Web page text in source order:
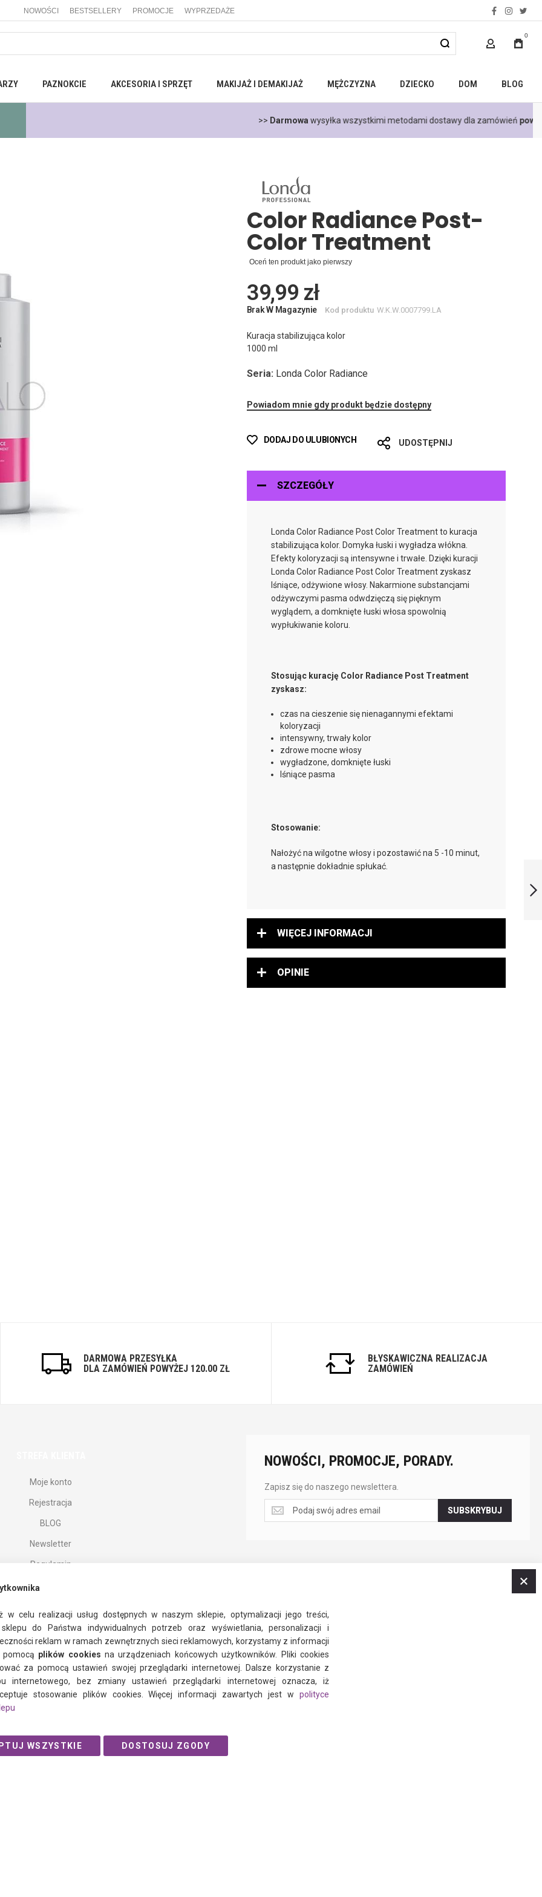
NOWOŚCI BESTSELLERY PROMOCJE WYPRZEDAŻE
facebook
MOJE KONTO
0
PAZNOKCIE AKCESORIA I SPRZĘT MAKIJAŻ I DEMAKIJAŻ MĘŻCZYZNA DZIECKO DOM BLOG
powyżej 400 zł<<
Color Radiance Post-
Color Treatment
Oceń ten produkt jako pierwszy
39,99 zł
Brak W Magazynie Kod produktu W.K.W.0007799.LA
Kuracja stabilizująca kolor
1000 ml
Seria: Londa Color Radiance
Powiadom mnie gdy produkt będzie dostępny
DODAJ DO ULUBIONYCH UDOSTĘPNIJ
SZCZEGÓŁY
Londa Color Radiance Post Color Treatment to kuracja
stabilizująca kolor. Domyka łuski i wygładza włókna.
Efekty koloryzacji są intensywne i trwałe. Dzięki kuracji
Londa Color Radiance Post Color Treatment zyskasz
lśniące, odżywione włosy. Nakarmione substancjami
odżywczymi pasma odwdzięczą się pięknym
wyglądem, a domknięte łuski włosa spowolnią
wypłukiwanie koloru.
Stosując kurację Color Radiance Post Treatment
zyskasz:
czas na cieszenie się nienagannymi efektami
koloryzacji
intensywny, trwały kolor
zdrowe mocne włosy
wygładzone, domknięte łuski
lśniące pasma
Stosowanie:
Nałożyć na wilgotne włosy i pozostawić na 5 -10 minut,
a następnie dokładnie spłukać.
WIĘCEJ INFORMACJI
OPINIE
NASTĘPNY
DARMOWA PRZESYŁKA
DLA ZAMÓWIEŃ POWYŻEJ 120.00 ZŁ
BŁYSKAWICZNA REALIZACJA
ZAMÓWIEŃ
NOWOŚCI, PROMOCJE, PORADY.
Zapisz się do naszego newslettera.
Zapisz
się
SUBSKRYBUJ
Moje konto
Rejestracja
BLOG
Newsletter
Regulamin
Polityka prywatności
facebook
instagram
twitter
w celu realizacji usług dostępnych w naszym sklepie, optymalizacji jego treści,
do Państwa indywidualnych potrzeb oraz wyświetlania, personalizacji i
reklam w ramach zewnętrznych sieci reklamowych, korzystamy z informacji
plików cookiesna urządzeniach końcowych użytkowników. Pliki cookies
za pomocą ustawień swojej przeglądarki internetowej. Dalsze korzystanie z
internetowego, bez zmiany ustawień przeglądarki internetowej oznacza, iż
stosowanie plików cookies. Więcej informacji zawartych jest w polityce
WSZYSTKIE DOSTOSUJ ZGODY